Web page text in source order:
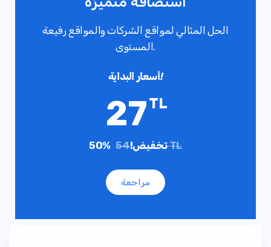
الحل المثالي لمواقع الشركات والمواقع رفيعة
المستوى.
أسعار البداية!
27TL
50% تخفيض!54 TL
مراجعة